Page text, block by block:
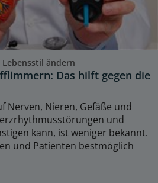
ändern
Das hilft gegen die
Nerven, Nieren, Gefäße und
und
kann, ist weniger bekannt.
und Patienten bestmöglich